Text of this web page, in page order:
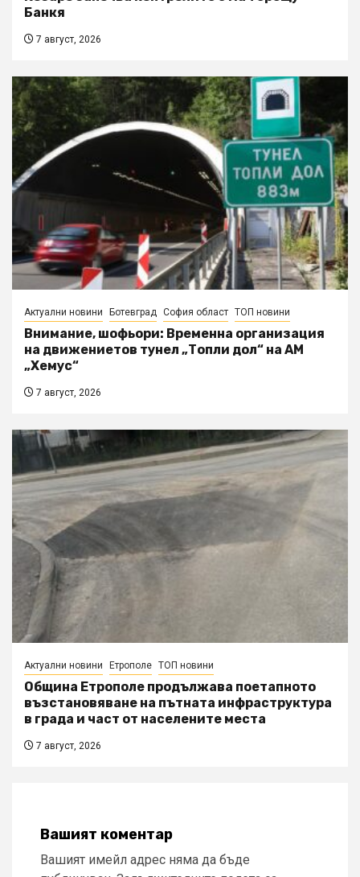
Банкя
7 август, 2026
Актуални новини Ботевград София област ТОП новини
Внимание, шофьори: Временна организация
на движениетов тунел „Топли дол“ на АМ
„Хемус“
7 август, 2026
Актуални новини Етрополе ТОП новини
Община Етрополе продължава поетапното
възстановяване на пътната инфраструктура
в града и част от населените места
7 август, 2026
Вашият коментар
Вашият имейл адрес няма да бъде